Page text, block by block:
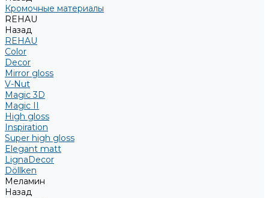
Кромочные материалы
REHAU
Назад
REHAU
Color
Decor
Mirror gloss
V-Nut
Magic 3D
Magic II
High gloss
Inspiration
Super high gloss
Elegant matt
LignaDecor
Döllken
Меламин
Назад